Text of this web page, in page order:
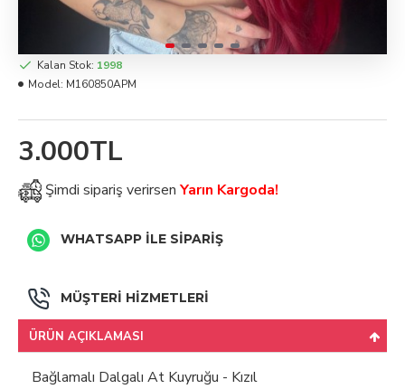
3.000TL
Kalan Stok: 1998
Model: M160850APM
Şimdi sipariş verirsen Yarın Kargoda!
WHATSAPP İLE SİPARİŞ
MÜŞTERİ HİZMETLERİ
ÜRÜN AÇIKLAMASI
Bağlamalı Dalgalı At Kuyruğu - Kızıl